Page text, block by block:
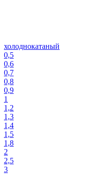
холоднокатаный
0,5
0,6
0,7
0,8
0,9
1
1,2
1,3
1,4
1,5
1,8
2
2,5
3